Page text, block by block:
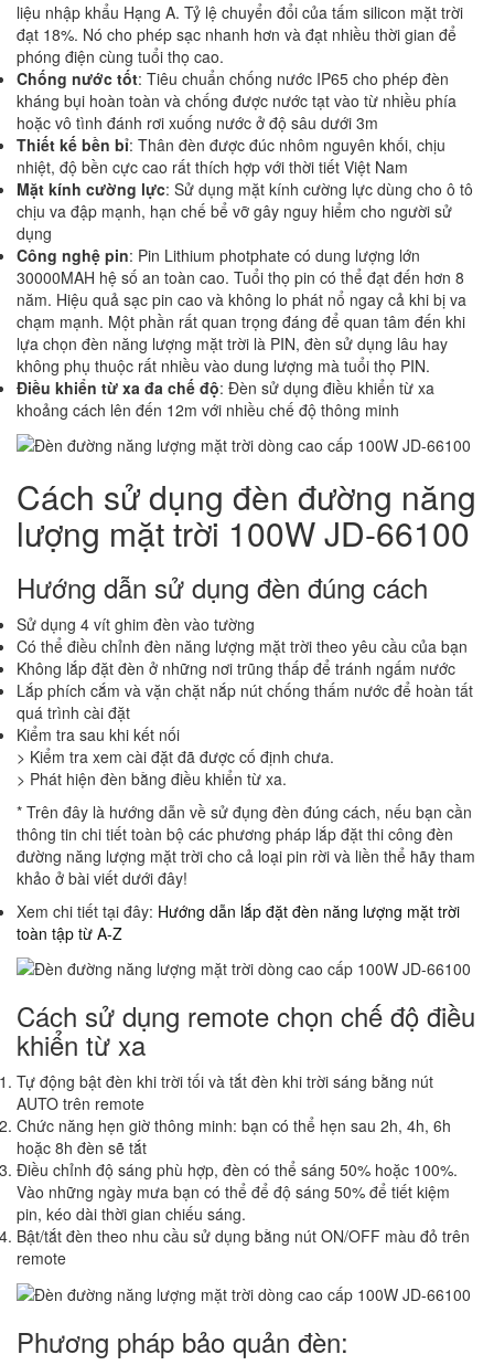
liệu nhập khẩu Hạng A. Tỷ lệ chuyển đổi của tấm silicon mặt trời
đạt 18%. Nó cho phép sạc nhanh hơn và đạt nhiều thời gian để
phóng điện cùng tuổi thọ cao.
Chống nước tốt: Tiêu chuẩn chống nước IP65 cho phép đèn
kháng bụi hoàn toàn và chống được nước tạt vào từ nhiều phía
hoặc vô tình đánh rơi xuống nước ở độ sâu dưới 3m
Thiết kế bền bỉ: Thân đèn được đúc nhôm nguyên khối, chịu
nhiệt, độ bền cực cao rất thích hợp với thời tiết Việt Nam
Mặt kính cường lực: Sử dụng mặt kính cường lực dùng cho ô tô
chịu va đập mạnh, hạn chế bể vỡ gây nguy hiểm cho người sử
dụng
Công nghệ pin: Pin Lithium photphate có dung lượng lớn
30000MAH hệ số an toàn cao. Tuổi thọ pin có thể đạt đến hơn 8
năm. Hiệu quả sạc pin cao và không lo phát nổ ngay cả khi bị va
chạm mạnh. Một phần rất quan trọng đáng để quan tâm đến khi
lựa chọn đèn năng lượng mặt trời là PIN, đèn sử dụng lâu hay
không phụ thuộc rất nhiều vào dung lượng mà tuổi thọ PIN.
Điều khiển từ xa đa chế độ: Đèn sử dụng điều khiển từ xa
khoảng cách lên đến 12m với nhiều chế độ thông minh
Cách sử dụng đèn đường năng
lượng mặt trời 100W JD-66100
Hướng dẫn sử dụng đèn đúng cách
Sử dụng 4 vít ghim đèn vào tường
Có thể điều chỉnh đèn năng lượng mặt trời theo yêu cầu của bạn
Không lắp đặt đèn ở những nơi trũng thấp để tránh ngấm nước
Lắp phích cắm và vặn chặt nắp nút chống thấm nước để hoàn tất
quá trình cài đặt
Kiểm tra sau khi kết nối
> Kiểm tra xem cài đặt đã được cố định chưa.
> Phát hiện đèn bằng điều khiển từ xa.
* Trên đây là hướng dẫn về sử đụng đèn đúng cách, nếu bạn cần
thông tin chi tiết toàn bộ các phương pháp lắp đặt thi công đèn
đường năng lượng mặt trời cho cả loại pin rời và liền thể hãy tham
khảo ở bài viết dưới đây!
Xem chi tiết tại đây: Hướng dẫn lắp đặt đèn năng lượng mặt trời
toàn tập từ A-Z
Cách sử dụng remote chọn chế độ điều
khiển từ xa
Tự động bật đèn khi trời tối và tắt đèn khi trời sáng bằng nút
AUTO trên remote
Chức năng hẹn giờ thông minh: bạn có thể hẹn sau 2h, 4h, 6h
hoặc 8h đèn sẽ tắt
Điều chỉnh độ sáng phù hợp, đèn có thể sáng 50% hoặc 100%.
Vào những ngày mưa bạn có thể để độ sáng 50% để tiết kiệm
pin, kéo dài thời gian chiếu sáng.
Bật/tắt đèn theo nhu cầu sử dụng bằng nút ON/OFF màu đỏ trên
remote
Phương pháp bảo quản đèn: